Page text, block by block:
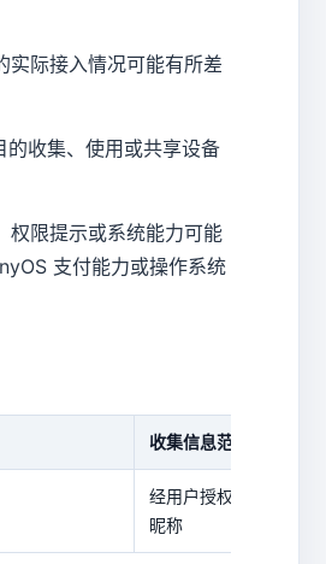
实际接入情况可能有所差
收集、使用或共享设备
权限提示或系统能力可能
支付能力或操作系统
收集信息范围
经用户授权的微信头像和
昵称